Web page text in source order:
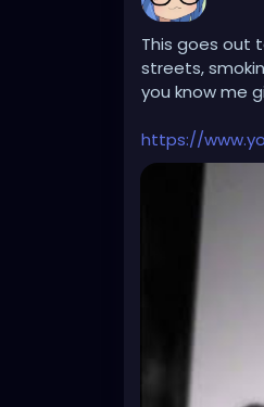
This goes out
streets,
you know me
https://